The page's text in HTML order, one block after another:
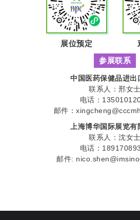
展位预定
参展联系
中国医药保健品进出
联系人：邢女士
电话：
邮件：
上海博华国际展览有
联系人：沈女士
电话：
邮件: